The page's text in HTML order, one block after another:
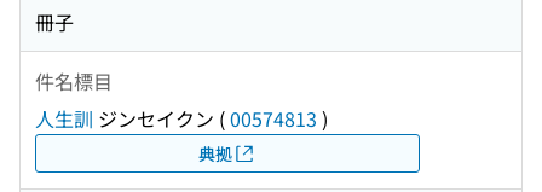
冊子
件名標目
人生訓 ジンセイクン (00574813 )
典拠